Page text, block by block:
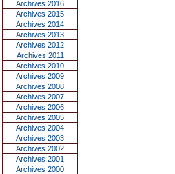
Archives 2016
Archives 2015
Archives 2014
Archives 2013
Archives 2012
Archives 2011
Archives 2010
Archives 2009
Archives 2008
Archives 2007
Archives 2006
Archives 2005
Archives 2004
Archives 2003
Archives 2002
Archives 2001
Archives 2000